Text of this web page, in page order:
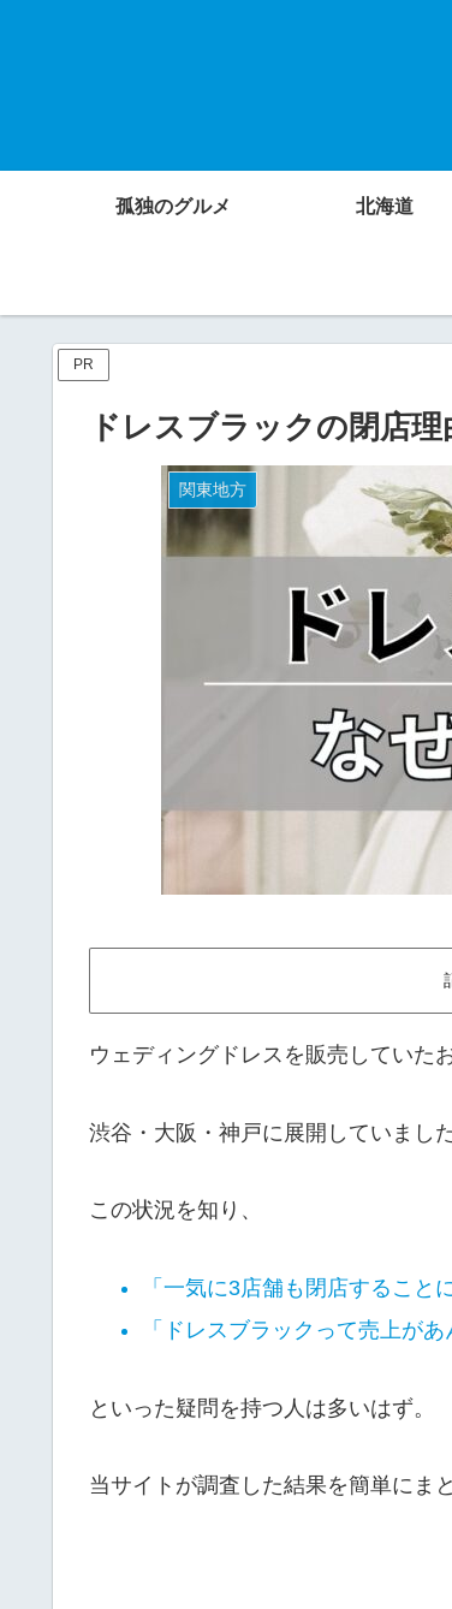
孤独のグルメ 北海道
PR
ドレスブラックの閉店
関東地方
ウェディングドレスを販売していた
渋谷・大阪・神戸に展開していました
この状況を知り、
「一気に3店舗も閉店すること
「ドレスブラックって売上が
といった疑問を持つ人は多いはず。
当サイトが調査した結果を簡単にま